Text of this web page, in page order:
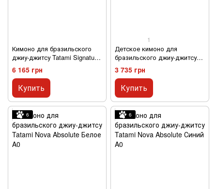
Кимоно для бразильского
джиу-джитсу Tatami Signature
Черное A2XL
6 165 грн
Купить
1
Детское кимоно для
бразильского джиу-джитсу
Tatami Nova Absolute Черное
M0
3 735 грн
Купить
6 6